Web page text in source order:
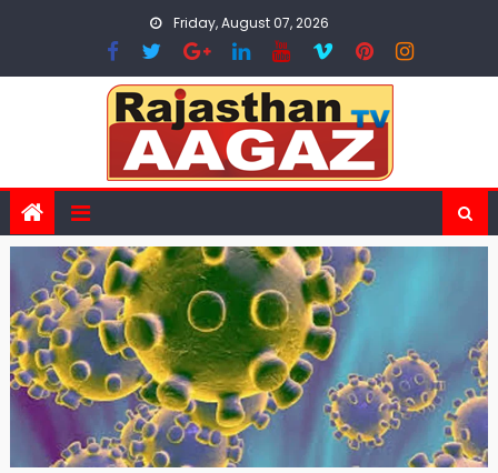
Friday, August 07, 2026